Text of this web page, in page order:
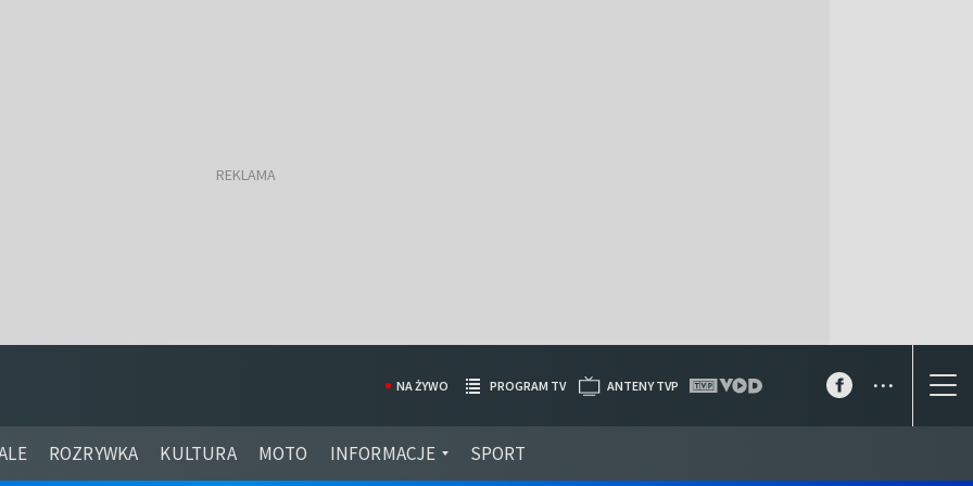
ROZRYWKA KULTURA MOTO INFORMACJE SPORT
NA ŻYWO PROGRAM TV ANTENY TVP ...